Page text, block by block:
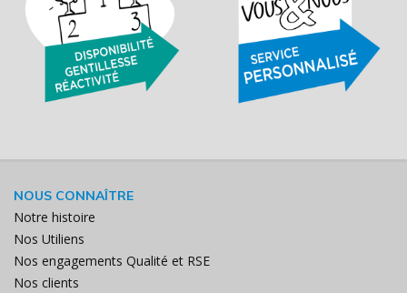
NOUS CONNAÎTRE
Notre histoire
Nos Utiliens
Nos engagements Qualité et RSE
Nos clients